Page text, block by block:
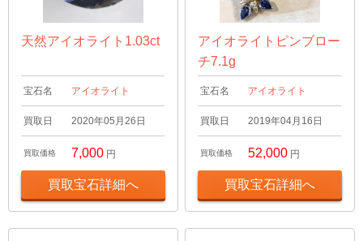
天然アイオライト1.03ct
宝石名 アイオライト
買取日 2020年05月26日
買取価格 7,000 円
買取宝石詳細へ
アイオライトピンブロー
チ7.1g
宝石名 アイオライト
買取日 2019年04月16日
買取価格 52,000 円
買取宝石詳細へ